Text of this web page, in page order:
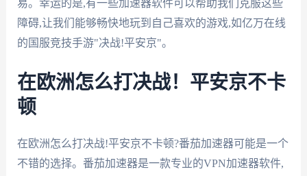
易。幸运的是,有一些加速器软件可以帮助我们克服这些
障碍,让我们能够畅快地玩到自己喜欢的游戏,如亿万在线
的国服竞技手游"决战!平安京"。
在欧洲怎么打决战！平安京不卡
顿
在欧洲怎么打决战!平安京不卡顿?番茄加速器可能是一个
不错的选择。番茄加速器是一款专业的VPN加速器软件,